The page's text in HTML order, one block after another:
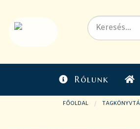
Rólunk
FŐOLDAL